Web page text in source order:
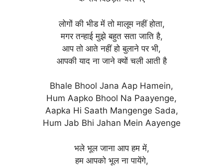
लोगों की भीड में तो मालूम नहीं होता,
मगर तन्हाई मुझे बहुत सता जाति है,
आप तो आते नहीं हो बुलाने पर भी,
आपकी याद ना जाने क्यों चली आती है
Bhale Bhool Jana Aap Hamein,
Hum Aapko Bhool Na Paayenge,
Aapka Hi Saath Mangenge Sada,
Hum Jab Bhi Jahan Mein Aayenge
भले भूल जाना आप हम में,
हम आपको भूल ना पायेंगे,